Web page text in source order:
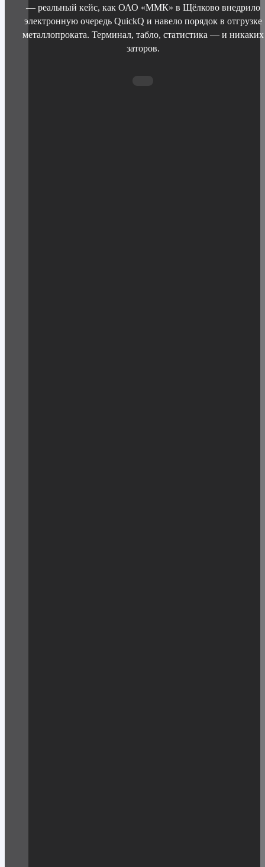
— реальный кейс, как ОАО «ММК» в Щёлково внедрило
электронную очередь QuickQ и навело порядок в отгрузке
металлопроката. Терминал, табло, статистика — и никаких
заторов.